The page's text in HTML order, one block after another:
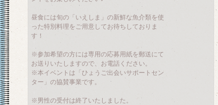
昼食には旬の「いえしま」の新鮮な魚介類を使
った特別料理をご用意してお待ちしておりま
す！
※参加希望の方には専用の応募用紙を郵送にて
お送りいたしますので、お電話ください。
※本イベントは「ひょうご出会いサポートセン
ター」の協賛事業です。
※男性の受付は終了いたしました。